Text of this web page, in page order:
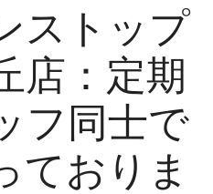
ストップ
店：定期
フ同士で
ておりま